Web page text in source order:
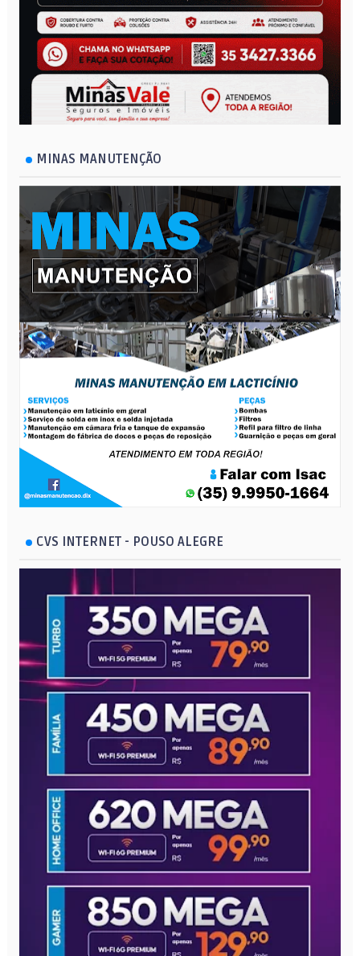
MINAS MANUTENÇÃO
CVS INTERNET - POUSO ALEGRE